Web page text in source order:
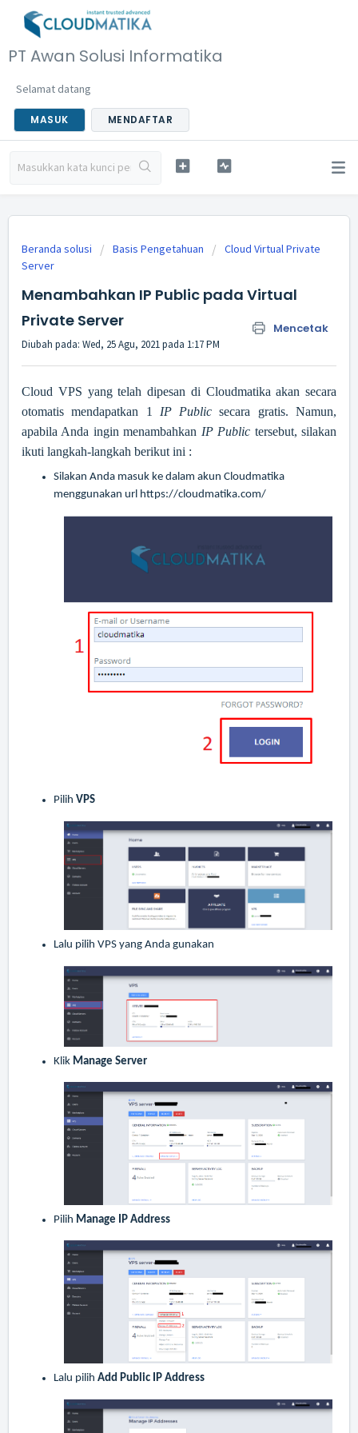
PT Awan Solusi Informatika
Selamat datang
MASUK MENDAFTAR
Beranda solusi Basis Pengetahuan
Cloud Virtual Private
Server
Menambahkan IP Public pada Virtual
Private Server
Mencetak
Diubah pada: Wed, 25 Agu, 2021 pada 1:17 PM
Cloud VPS yang telah dipesan di Cloudmatika akan secara
otomatis mendapatkan 1 IP Public secara gratis. Namun,
apabila Anda ingin menambahkan IP Public tersebut, silakan
ikuti langkah-langkah berikut ini :
Silakan Anda masuk ke dalam akun Cloudmatika
menggunakan url https://cloudmatika.com/
Pilih VPS
Lalu pilih VPS yang Anda gunakan
Klik Manage Server
Pilih Manage IP Address
Lalu pilih Add Public IP Address